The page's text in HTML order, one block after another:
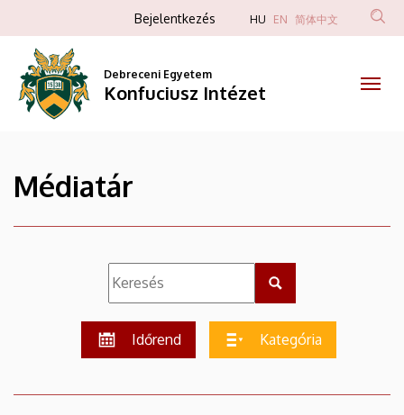
Konfuciusz
Intézet
a
tartalomra
Anonim
fiók
menüje
Bejelentkezés HU EN 简体中文
Debreceni Egyetem
Konfuciusz Intézet
Médiatár
Időrend Kategória